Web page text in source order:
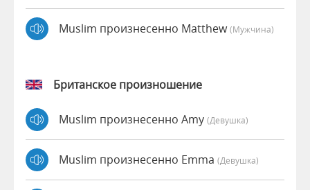
Muslim произнесенно Matthew(мужчина)
Британское произношение
Muslim произнесенно Amy (девушка)
Muslim произнесенно Emma (девушка)